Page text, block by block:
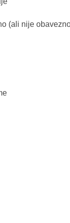
(ali nije